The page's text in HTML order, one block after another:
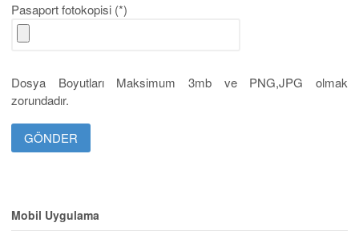
Pasaport fotokopisi (*)
Dosya Boyutları Maksimum 3mb ve PNG,JPG olmak
zorundadır.
Mobil Uygulama